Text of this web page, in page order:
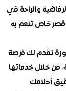
في
تنعم به
لك فرصة
خدماتها